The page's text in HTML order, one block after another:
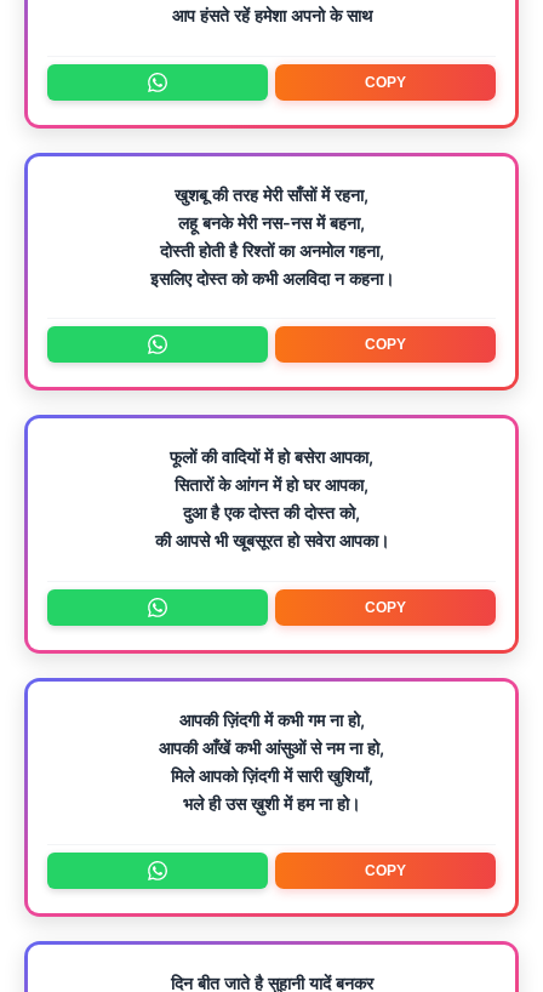
आप हंसते रहें हमेशा अपनो के साथ
COPY
खुशबू की तरह मेरी साँसों में रहना,
लहू बनके मेरी नस-नस में बहना,
दोस्ती होती है रिश्तों का अनमोल गहना,
इसलिए दोस्त को कभी अलविदा न कहना।
COPY
फूलों की वादियों में हो बसेरा आपका,
सितारों के आंगन में हो घर आपका,
दुआ है एक दोस्त की दोस्त को,
की आपसे भी खूबसूरत हो सवेरा आपका।
COPY
आपकी ज़िंदगी में कभी गम ना हो,
आपकी आँखें कभी आंसुओं से नम ना हो,
मिले आपको ज़िंदगी में सारी खुशियाँ,
भले ही उस ख़ुशी में हम ना हो।
COPY
दिन बीत जाते है सुहानी यादें बनकर